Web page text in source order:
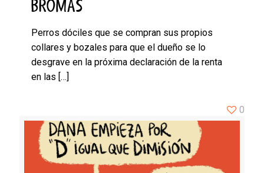
BROMAS
Perros dóciles que se compran sus propios
collares y bozales para que el dueño se lo
desgrave en la próxima declaración de la renta
en las […]
0